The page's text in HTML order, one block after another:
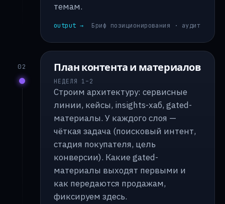
темам.
output → Бриф позиционирования · аудит
02 План контента и материалов
НЕДЕЛЯ 1–2
Строим архитектуру: сервисные
линии, кейсы, insights-хаб, gated-
материалы. У каждого слоя —
чёткая задача (поисковый интент,
стадия покупателя, цель
конверсии). Какие gated-
материалы выходят первыми и
как передаются продажам,
фиксируем здесь.